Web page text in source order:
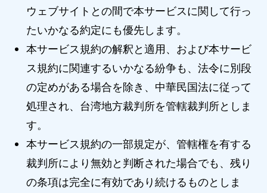
ウェブサイトとの間で本サービスに関して行っ
たいかなる約定にも優先します。
本サービス規約の解釈と適用、および本サービ
ス規約に関連するいかなる紛争も、法令に別段
の定めがある場合を除き、中華民国法に従って
処理され、台湾地方裁判所を管轄裁判所としま
す。
本サービス規約の一部規定が、管轄権を有する
裁判所により無効と判断された場合でも、残り
の条項は完全に有効であり続けるものとしま